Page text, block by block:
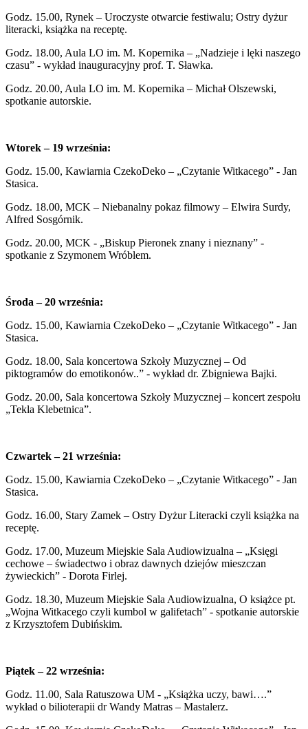
Godz. 15.00, Rynek – Uroczyste otwarcie festiwalu; Ostry dyżur
literacki, książka na receptę.
Godz. 18.00, Aula LO im. M. Kopernika – „Nadzieje i lęki naszego
czasu” - wykład inauguracyjny prof. T. Sławka.
Godz. 20.00, Aula LO im. M. Kopernika – Michał Olszewski,
spotkanie autorskie.
Wtorek – 19 września:
Godz. 15.00, Kawiarnia CzekoDeko – „Czytanie Witkacego” - Jan
Stasica.
Godz. 18.00, MCK – Niebanalny pokaz filmowy – Elwira Surdy,
Alfred Sosgórnik.
Godz. 20.00, MCK - „Biskup Pieronek znany i nieznany” -
spotkanie z Szymonem Wróblem.
Środa – 20 września:
Godz. 15.00, Kawiarnia CzekoDeko – „Czytanie Witkacego” - Jan
Stasica.
Godz. 18.00, Sala koncertowa Szkoły Muzycznej – Od
piktogramów do emotikonów..” - wykład dr. Zbigniewa Bajki.
Godz. 20.00, Sala koncertowa Szkoły Muzycznej – koncert zespołu
„Tekla Klebetnica”.
Czwartek – 21 września:
Godz. 15.00, Kawiarnia CzekoDeko – „Czytanie Witkacego” - Jan
Stasica.
Godz. 16.00, Stary Zamek – Ostry Dyżur Literacki czyli książka na
receptę.
Godz. 17.00, Muzeum Miejskie Sala Audiowizualna – „Księgi
cechowe – świadectwo i obraz dawnych dziejów mieszczan
żywieckich” - Dorota Firlej.
Godz. 18.30, Muzeum Miejskie Sala Audiowizualna, O książce pt.
„Wojna Witkacego czyli kumbol w galifetach” - spotkanie autorskie
z Krzysztofem Dubińskim.
Piątek – 22 września:
Godz. 11.00, Sala Ratuszowa UM - „Książka uczy, bawi….”
wykład o bilioterapii dr Wandy Matras – Mastalerz.